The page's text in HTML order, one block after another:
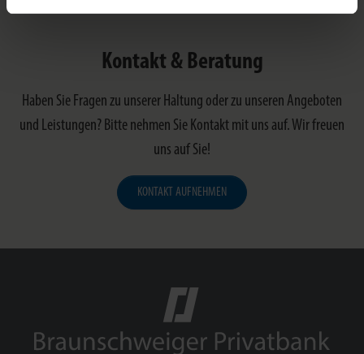
Kontakt & Beratung
Haben Sie Fragen zu unserer Haltung oder zu unseren Angeboten
und Leistungen? Bitte nehmen Sie Kontakt mit uns auf. Wir freuen
uns auf Sie!
KONTAKT AUFNEHMEN